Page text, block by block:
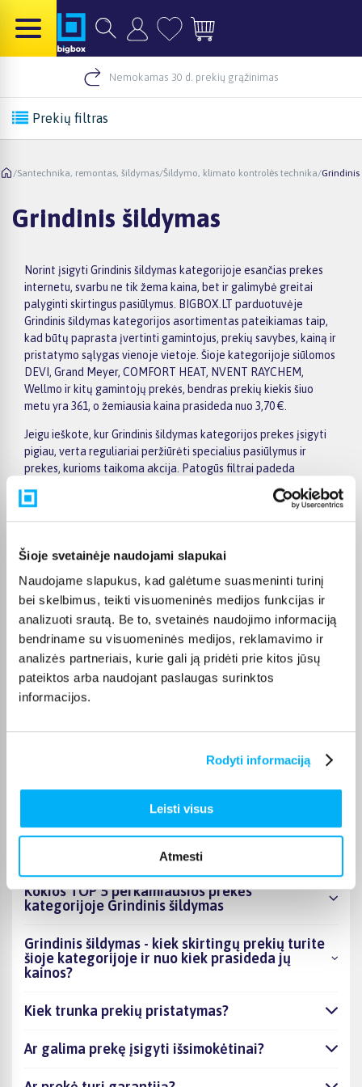
Šioje svetainėje naudojami slapukai
Naudojame slapukus, kad galėtume suasmeninti turinį
bei skelbimus, teikti visuomeninės medijos funkcijas ir
analizuoti srautą. Be to, svetainės naudojimo informaciją
bendriname su visuomeninės medijos, reklamavimo ir
analizės partneriais, kurie gali ją pridėti prie kitos jūsų
pateiktos arba naudojant paslaugas surinktos
informacijos.
Rodyti informaciją
Leisti visus
Atmesti
Nemokamas 30 d. prekių grąžinimas
Prekių filtras
/Santechnika, remontas, šildymas/Šildymo, klimato kontrolės technika/
Grindinis šildymas
Norint įsigyti Grindinis šildymas kategorijoje esančias prekes
internetu, svarbu ne tik žema kaina, bet ir galimybė greitai
palyginti skirtingus pasiūlymus. BIGBOX.LT parduotuvėje
Grindinis šildymas kategorijos asortimentas pateikiamas taip,
kad būtų paprasta įvertinti gamintojus, prekių savybes, kainą ir
pristatymo sąlygas vienoje vietoje. Šioje kategorijoje siūlomos
DEVI, Grand Meyer, COMFORT HEAT, NVENT RAYCHEM,
Wellmo ir kitų gamintojų prekės, bendras prekių kiekis šiuo
metu yra 361, o žemiausia kaina prasideda nuo 3,70 €.
Jeigu ieškote, kur Grindinis šildymas kategorijos prekes įsigyti
pigiau, verta reguliariai peržiūrėti specialius pasiūlymus ir
prekes, kurioms taikoma akcija. Patogūs filtrai padeda
susiaurinti pasirinkimą pagal gamintoją, kainą, savybes ar kitus
aktualius kriterijus, todėl greičiau rasite jūsų poreikius
atitinkantį variantą. Prekės puslapyje pateikiama išsamesnė
terminą ir kitas pirkimo sąlygas.
BIGBOX.LT suteikia galimybę prekes nuo 150 Eur įsigyti su
nemokamu 24 mėnesių lizingu. Tai patogu, kai prekę norite
pirkti išsimokėtinai, paskirstant mokėjimą dalimis. Užsakytos
prekės pristatomos visoje Lietuvoje: į paštomatus nuo 2,29 €, o
užsakymams nuo 499 € pristatymas į paštomatą nemokamas.
Kurjerio pristatymo kaina prasideda nuo 2,99 €.
Sandėlyje esančios prekės įprastai pristatomos per 1–2 darbo
nurodomas jos puslapyje. Pasirinktą prekę iš Grindinis šildymas
atitinkamai pažymėta, atsiimti BIGBOX.LT biure Kaune.
Kokios TOP 5 perkamiausios prekės
kategorijoje Grindinis šildymas
Grindinis šildymas - kiek skirtingų prekių turite
šioje kategorijoje ir nuo kiek prasideda jų
kainos?
Kiek trunka prekių pristatymas?
Ar galima prekę įsigyti išsimokėtinai?